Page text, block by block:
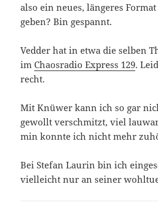
also ein neues, längeres
geben? Bin gespannt.
Vedder hat in etwa die selben
imChaosradio Express 129.
recht.
Mit Knüwer kann ich so gar
gewollt verschmitzt, viel
min konnte ich nicht mehr
Bei Stefan Laurin bin ich
vielleicht nur an seiner